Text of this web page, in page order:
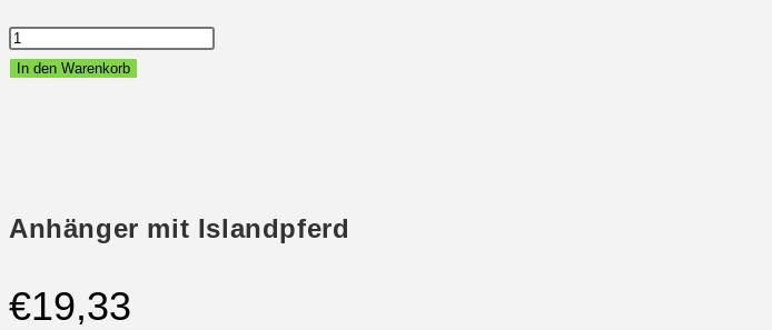
Anhänger
mitIn den Warenkorb
Anhänger mit Islandpferd
€19,33